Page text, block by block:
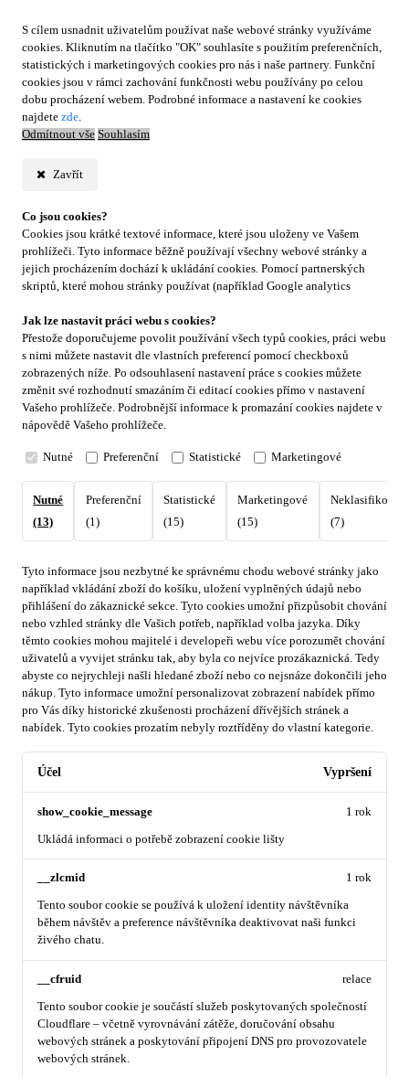
S cílem usnadnit uživatelům používat naše webové stránky využíváme
cookies. Kliknutím na tlačítko "OK" souhlasíte s použitím preferenčních,
statistických i marketingových cookies pro nás i naše partnery. Funkční
cookies jsou v rámci zachování funkčnosti webu používány po celou
dobu procházení webem. Podrobné informace a nastavení ke cookies
najdete zde.
Odmítnout vše Souhlasím
Zavřít
Co jsou cookies?
Cookies jsou krátké textové informace, které jsou uloženy ve Vašem
prohlížeči. Tyto informace běžně používají všechny webové stránky a
jejich procházením dochází k ukládání cookies. Pomocí partnerských
skriptů, které mohou stránky používat (například Google analytics
Jak lze nastavit práci webu s cookies?
Přestože doporučujeme povolit používání všech typů cookies, práci webu
s nimi můžete nastavit dle vlastních preferencí pomocí checkboxů
zobrazených níže. Po odsouhlasení nastavení práce s cookies můžete
změnit své rozhodnutí smazáním či editací cookies přímo v nastavení
Vašeho prohlížeče. Podrobnější informace k promazání cookies najdete v
nápovědě Vašeho prohlížeče.
Nutné Preferenční Statistické Marketingové
Nutné
(13)
Preferenční
(1)
Statistické
(15)
Marketingové
(15)
(7)
Tyto informace jsou nezbytné ke správnému chodu webové stránky jako
například vkládání zboží do košíku, uložení vyplněných údajů nebo
přihlášení do zákaznické sekce. Tyto cookies umožní přizpůsobit chování
nebo vzhled stránky dle Vašich potřeb, například volba jazyka. Díky
těmto cookies mohou majitelé i developeři webu více porozumět chování
uživatelů a vyvijet stránku tak, aby byla co nejvíce prozákaznická. Tedy
abyste co nejrychleji našli hledané zboží nebo co nejsnáze dokončili jeho
nákup. Tyto informace umožní personalizovat zobrazení nabídek přímo
pro Vás díky historické zkušenosti procházení dřívějších stránek a
nabídek. Tyto cookies prozatím nebyly roztříděny do vlastní kategorie.
Účel Vypršení
show_cookie_message
Ukládá informaci o potřebě zobrazení cookie lišty
1 rok
__zlcmid
Tento soubor cookie se používá k uložení identity návštěvníka
během návštěv a preference návštěvníka deaktivovat naši funkci
živého chatu.
1 rok
__cfruid
Tento soubor cookie je součástí služeb poskytovaných společností
Cloudflare – včetně vyrovnávání zátěže, doručování obsahu
webových stránek a poskytování připojení DNS pro provozovatele
webových stránek.
relace